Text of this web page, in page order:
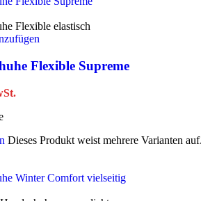
Flexible Supreme
Dieses Produkt weist mehrere Varianten